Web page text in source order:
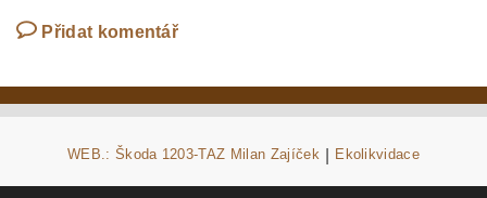
Přidat komentář
WEB.: Škoda 1203-TAZ Milan Zajíček Ekolikvidace